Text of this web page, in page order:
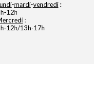
-mardi-vendredi:
12h
:
12h/13h-17h